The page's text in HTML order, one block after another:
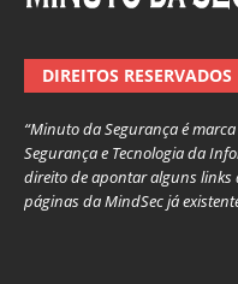
DIREITOS RESERVADOS
“Minuto da Segurança é
Segurança e Tecnologia da
direito de apontar alguns links
páginas da MindSec já